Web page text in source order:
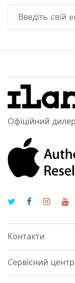
Офіційний
Контакти
Сервісний центр